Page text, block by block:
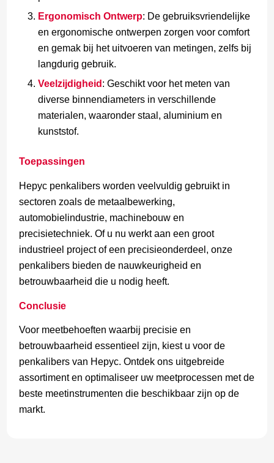
Ergonomisch Ontwerp: De gebruiksvriendelijke
en ergonomische ontwerpen zorgen voor comfort
en gemak bij het uitvoeren van metingen, zelfs bij
langdurig gebruik.
Veelzijdigheid : Geschikt voor het meten van
diverse binnendiameters in verschillende
materialen, waaronder staal, aluminium en
kunststof.
Toepassingen
Hepyc penkalibers worden veelvuldig gebruikt in
sectoren zoals de metaalbewerking,
automobielindustrie, machinebouw en
precisietechniek. Of u nu werkt aan een groot
industrieel project of een precisieonderdeel, onze
penkalibers bieden de nauwkeurigheid en
betrouwbaarheid die u nodig heeft.
Conclusie
Voor meetbehoeften waarbij precisie en
betrouwbaarheid essentieel zijn, kiest u voor de
penkalibers van Hepyc. Ontdek ons uitgebreide
assortiment en optimaliseer uw meetprocessen met de
beste meetinstrumenten die beschikbaar zijn op de
markt.